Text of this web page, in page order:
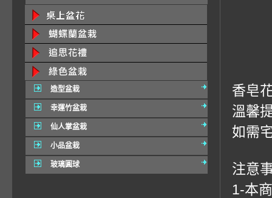
造型盆栽
幸運竹盆栽
仙人掌盆栽
小品盆栽
玻璃圓球
香皂
溫馨
如需
注意
1-本